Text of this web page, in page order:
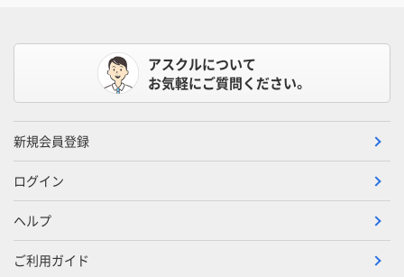
アスクルについて
お気軽にご質問ください。
新規会員登録
ログイン
ヘルプ
ご利用ガイド